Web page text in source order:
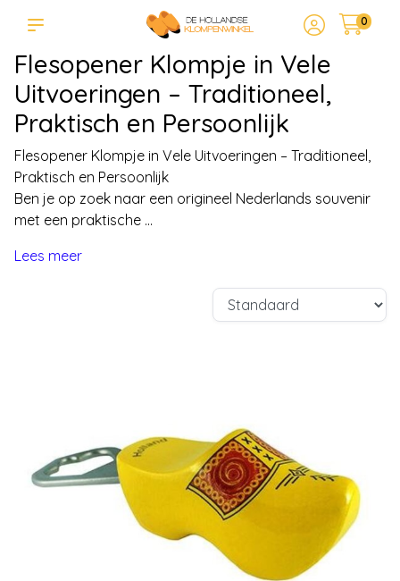
0
Flesopener Klompje in Vele
Uitvoeringen – Traditioneel,
Praktisch en Persoonlijk
Flesopener Klompje in Vele Uitvoeringen – Traditioneel,
Praktisch en Persoonlijk
Ben je op zoek naar een origineel Nederlands souvenir
met een praktische ...
Lees meer